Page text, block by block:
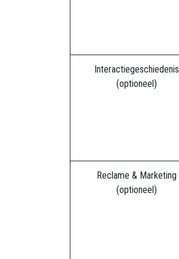
Interactiegeschiedenis
(optioneel)
Reclame & Marketing
(optioneel)